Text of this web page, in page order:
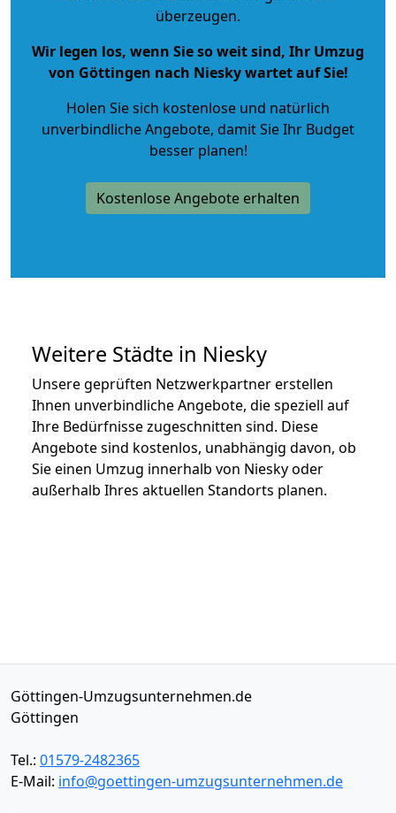
überzeugen.
Wir legen los, wenn Sie so weit sind, Ihr Umzug
von Göttingen nach Niesky wartet auf Sie!
Holen Sie sich kostenlose und natürlich
unverbindliche Angebote, damit Sie Ihr Budget
besser planen!
Kostenlose Angebote erhalten
Weitere Städte in Niesky
Unsere geprüften Netzwerkpartner erstellen
Ihnen unverbindliche Angebote, die speziell auf
Ihre Bedürfnisse zugeschnitten sind. Diese
Angebote sind kostenlos, unabhängig davon, ob
Sie einen Umzug innerhalb von Niesky oder
außerhalb Ihres aktuellen Standorts planen.
Göttingen-Umzugsunternehmen.de
Göttingen
Tel.: 01579-2482365
E-Mail: info@goettingen-umzugsunternehmen.de